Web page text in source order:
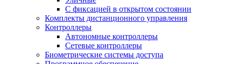
С фиксацией в открытом состоянии
Комплекты дистанционного управления
Контроллеры
Автономные контроллеры
Сетевые контроллеры
Биометрические системы доступа